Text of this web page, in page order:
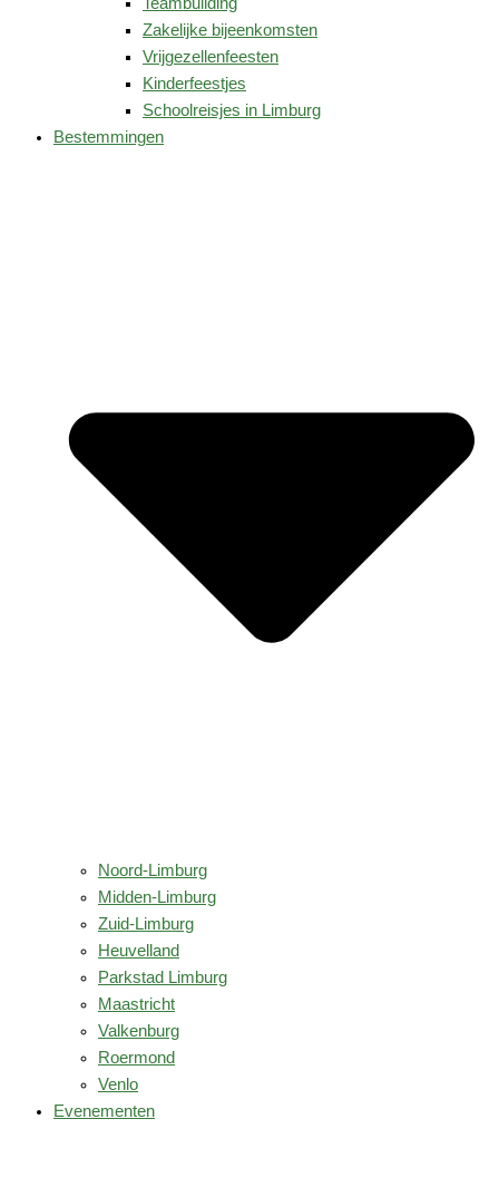
Zakelijke bijeenkomsten
Vrijgezellenfeesten
Kinderfeestjes
Schoolreisjes in Limburg
Bestemmingen
Noord-Limburg
Midden-Limburg
Zuid-Limburg
Heuvelland
Parkstad Limburg
Maastricht
Valkenburg
Roermond
Venlo
Evenementen